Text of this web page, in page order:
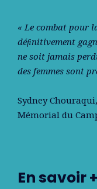
« Le combat pour
déﬁnitivement
ne soit jamais
des femmes sont
Sydney Chouraqui
Mémorial du
En savoir +